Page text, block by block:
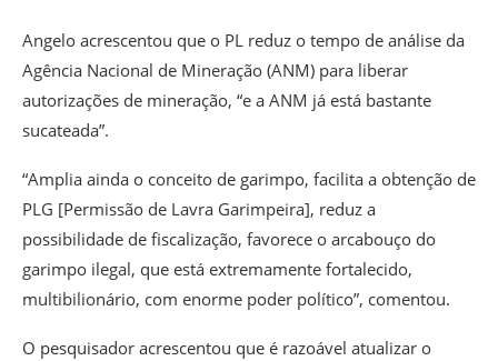
Angelo acrescentou que o PL reduz o tempo de análise da
Agência Nacional de Mineração (ANM) para liberar
autorizações de mineração, “e a ANM já está bastante
sucateada”.
“Amplia ainda o conceito de garimpo, facilita a obtenção de
PLG [Permissão de Lavra Garimpeira], reduz a
possibilidade de fiscalização, favorece o arcabouço do
garimpo ilegal, que está extremamente fortalecido,
multibilionário, com enorme poder político”, comentou.
O pesquisador acrescentou que é razoável atualizar o